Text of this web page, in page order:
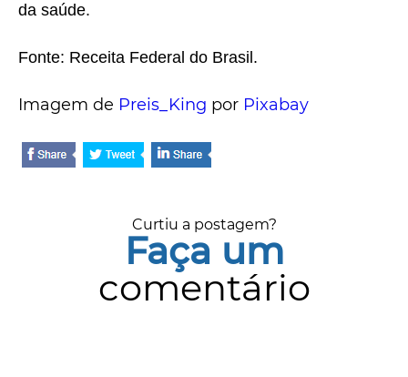
da saúde.
Fonte: Receita Federal do Brasil.
Imagem de Preis_King por Pixabay
Curtiu a postagem?
Faça um
comentário